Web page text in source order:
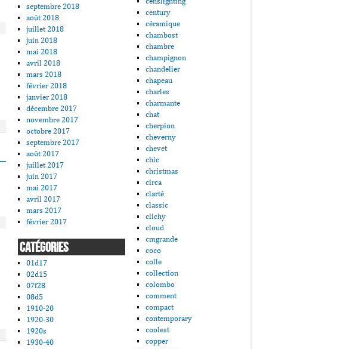
septembre 2018
août 2018
juillet 2018
juin 2018
mai 2018
avril 2018
mars 2018
février 2018
janvier 2018
décembre 2017
novembre 2017
octobre 2017
septembre 2017
août 2017
juillet 2017
juin 2017
mai 2017
avril 2017
mars 2017
février 2017
CATÉGORIES
01d17
02d15
07f28
08d5
1910-20
1920-30
1920s
1930-40
century
céramique
chambost
chambre
champignon
chandelier
chapeau
charles
charmante
chat
cherpion
cheverny
chevet
chic
christmas
circa
clarté
classic
clichy
cloud
cmgrande
coco
colle
collection
colombo
comment
compact
contemporary
coolest
copper